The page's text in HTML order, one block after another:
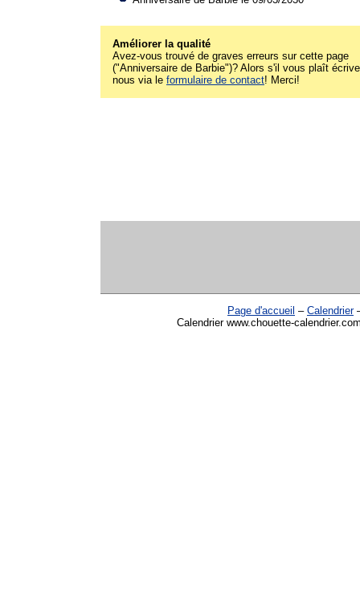
Améliorer la qualité
Avez-vous trouvé de graves erreurs sur cette page
("Anniversaire de Barbie")? Alors s'il vous plaît
nous via le formulaire de contact! Merci!
Page d'accueil – Calendrier
Calendrier www.chouette-